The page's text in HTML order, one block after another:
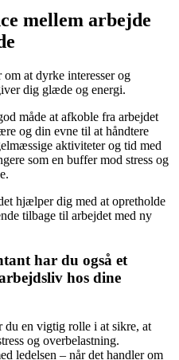
mellem arbejde
at dyrke interesser og
dig glæde og energi.
måde at afkoble fra arbejdet
og din evne til at håndtere
aktiviteter og tid med
som en buffer mod stress og
hjælper dig med at opretholde
tilbage til arbejdet med ny
har du også et
hos dine
du en vigtig rolle i at sikre, at
og overbelastning.
ledelsen – når det handler om